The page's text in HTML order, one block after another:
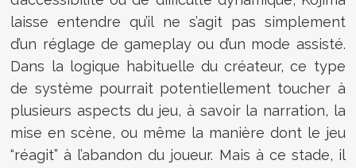
laisse entendre qu’il ne s’agit pas simplement
d’un réglage de gameplay ou d’un mode assisté.
Dans la logique habituelle du créateur, ce type
de système pourrait potentiellement toucher à
plusieurs aspects du jeu, à savoir la narration, la
mise en scène, ou même la manière dont le jeu
“réagit” à l’abandon du joueur. Mais à ce stade, il